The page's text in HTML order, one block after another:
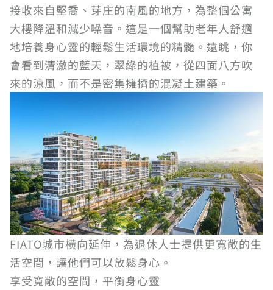
接收來自堅喬、芽庄的南風的地方，為整個公寓
大樓降溫和減少噪音。這是一個幫助老年人舒適
地培養身心靈的輕鬆生活環境的精髓。遠眺，你
會看到清澈的藍天，翠綠的植被，從四面八方吹
來的涼風，而不是密集擁擠的混凝土建築。
FIATO城市橫向延伸，為退休人士提供更寬敞的生
活空間，讓他們可以放鬆身心。
享受寬敞的空間，平衡身心靈